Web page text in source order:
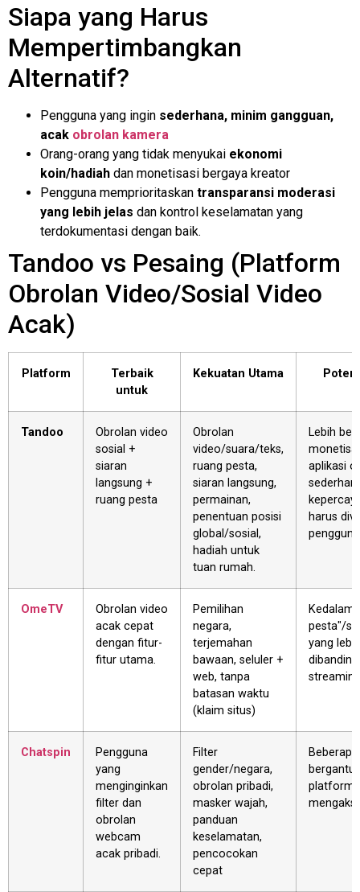
Siapa yang Harus
Mempertimbangkan
Alternatif?
Pengguna yang ingin sederhana, minim gangguan,
acak obrolan kamera
Orang-orang yang tidak menyukai ekonomi
koin/hadiah dan monetisasi bergaya kreator
Pengguna memprioritaskan transparansi moderasi
yang lebih jelas dan kontrol keselamatan yang
terdokumentasi dengan baik.
Tandoo vs Pesaing (Platform
Obrolan Video/Sosial Video
Acak)
Platform
Terbaik
untuk
Kekuatan Utama
Tandoo
Obrolan video
sosial +
siaran
langsung +
ruang pesta
Obrolan
video/suara/teks,
ruang pesta,
siaran langsung,
permainan,
penentuan posisi
global/sosial,
hadiah untuk
tuan rumah.
Lebih
aplikasi
harus
OmeTV
Obrolan video
acak cepat
dengan fitur-
fitur utama.
Pemilihan
negara,
terjemahan
bawaan, seluler +
web, tanpa
batasan waktu
(klaim situs)
pesta"/
yang
Chatspin
Pengguna
yang
menginginkan
filter dan
obrolan
webcam
acak pribadi.
Filter
gender/negara,
obrolan pribadi,
masker wajah,
panduan
keselamatan,
pencocokan
cepat
platform